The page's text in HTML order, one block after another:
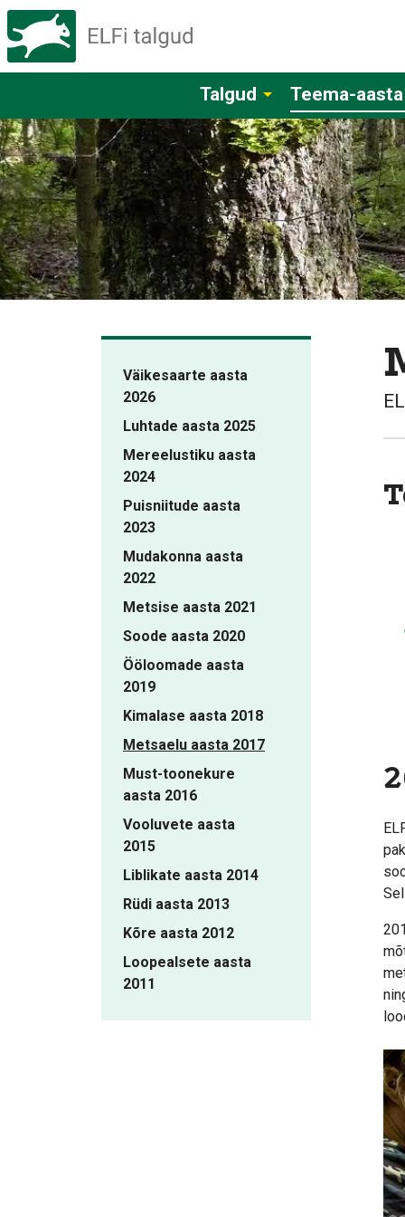
Talgud Teema-aasta
Väikesaarte aasta
2026
Luhtade aasta 2025
Mereelustiku aasta
2024
Puisniitude aasta
2023
Mudakonna aasta
2022
Metsise aasta 2021
Soode aasta 2020
Ööloomade aasta
2019
Kimalase aasta 2018
Metsaelu aasta 2017
Must-toonekure
aasta 2016
Vooluvete aasta
2015
Liblikate aasta 2014
Rüdi aasta 2013
Kõre aasta 2012
Loopealsete aasta
2011